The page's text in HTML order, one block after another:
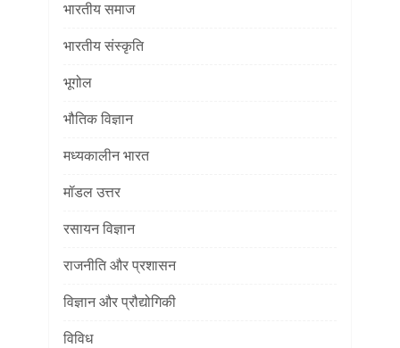
भारतीय समाज
भारतीय संस्कृति
भूगोल
भौतिक विज्ञान
मध्यकालीन भारत
मॉडल उत्तर
रसायन विज्ञान
राजनीति और प्रशासन
विज्ञान और प्रौद्योगिकी
विविध